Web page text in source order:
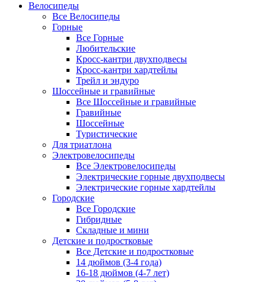
Велосипеды
Все Велосипеды
Горные
Все Горные
Любительские
Кросс-кантри двухподвесы
Кросс-кантри хардтейлы
Трейл и эндуро
Шоссейные и гравийные
Все Шоссейные и гравийные
Гравийные
Шоссейные
Туристические
Для триатлона
Электровелосипеды
Все Электровелосипеды
Электрические горные двухподвесы
Электрические горные хардтейлы
Городские
Все Городские
Гибридные
Складные и мини
Детские и подростковые
Все Детские и подростковые
14 дюймов (3-4 года)
16-18 дюймов (4-7 лет)